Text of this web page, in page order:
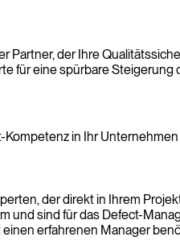
Partner, der Ihre
für eine spürbare
in Ihr
der direkt in Ihrem
sind für das Defect-
erfahrenen Manager